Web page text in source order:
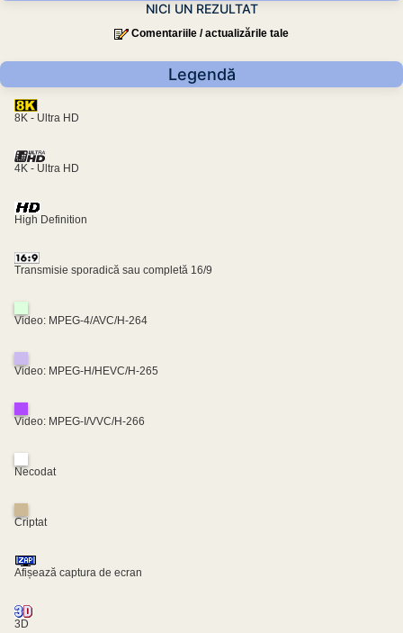
NICI UN REZULTAT
Comentariile / actualizările tale
Legendă
8K - Ultra HD
4K - Ultra HD
High Definition
Transmisie sporadică sau completă 16/9
Video: MPEG-4/AVC/H-264
Video: MPEG-H/HEVC/H-265
Video: MPEG-I/VVC/H-266
Necodat
Criptat
Afișează captura de ecran
3D